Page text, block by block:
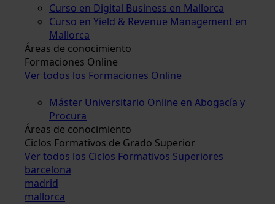
Curso en Digital Business en Mallorca
Curso en Yield & Revenue Management en
Mallorca
Áreas de conocimiento
Formaciones Online
Ver todos los Formaciones Online
Máster Universitario Online en Abogacía y
Procura
Áreas de conocimiento
Ciclos Formativos de Grado Superior
Ver todos los Ciclos Formativos Superiores
barcelona
madrid
mallorca